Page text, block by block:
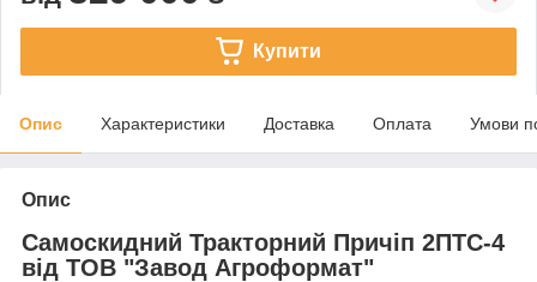
Купити
Опис Характеристики Доставка Оплата Умови
Опис
Самоскидний Тракторний Причіп 2ПТС-4
від ТОВ "Завод Агроформат"